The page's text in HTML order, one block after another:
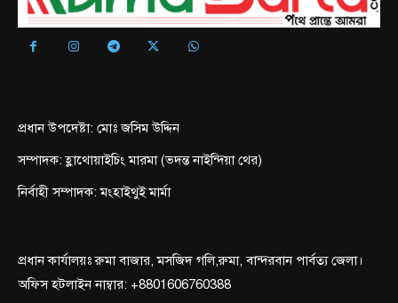
প্রধান উপদেষ্টা: মোঃ জসিম উদ্দিন
সম্পাদক: হ্লাথোয়াইচিং মারমা (ভদন্ত নাইন্দিয়া থের)
নির্বাহী সম্পাদক: মংহাইথুই মার্মা
প্রধান কার্যালয়ঃ রুমা বাজার, মসজিদ গলি,রুমা, বান্দরবান পার্বত্য জেলা।
অফিস হটলাইন নাম্বার: +8801606760388